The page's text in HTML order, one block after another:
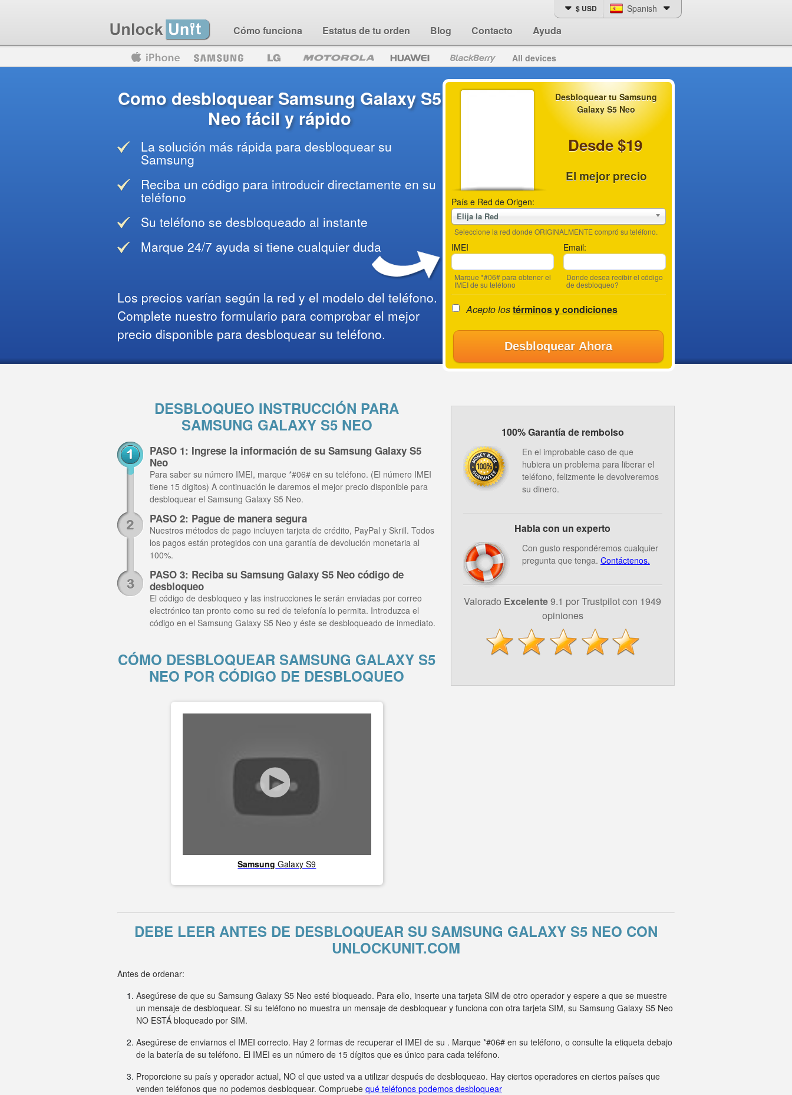
Cómo funciona Estatus de tu orden Blog Contacto Ayuda
$ USD Spanish
Blackberry All devices
Desbloquear tu Samsung
Galaxy S5 Neo
Desde $19
El mejor precio
País e Red de Origen:
Elija la Red
Seleccione la red donde ORIGINALMENTE compró su teléfono.
IMEI
Marque *#06# para obtener el
IMEI de su teléfono
Email:
Donde desea recibir el código
de desbloqueo?
Acepto lostérminos y condiciones
Desbloquear Ahora
Como desbloquear Samsung Galaxy S5
Neo fácil y rápido
La solución más rápida para desbloquear su
Samsung
Reciba un código para introducir directamente en su
teléfono
Su teléfono se desbloqueado al instante
Marque 24/7 ayuda si tiene cualquier duda
Los precios varían según la red y el modelo del teléfono.
Complete nuestro formulario para comprobar el mejor
precio disponible para desbloquear su teléfono.
DESBLOQUEO INSTRUCCIÓN PARA
SAMSUNG GALAXY S5 NEO
PASO 1: Ingrese la información de su Samsung Galaxy S5
Neo
Para saber su número IMEI, marque *#06# en su teléfono. (El número IMEI
tiene 15 digitos) A continuación le daremos el mejor precio disponible para
desbloquear el Samsung Galaxy S5 Neo.
PASO 2: Pague de manera segura
Nuestros métodos de pago incluyen tarjeta de crédito, PayPal y Skrill. Todos
los pagos están protegidos con una garantía de devolución monetaria al
100%.
PASO 3: Reciba su Samsung Galaxy S5 Neo código de
desbloqueo
El código de desbloqueo y las instrucciones le serán enviadas por correo
electrónico tan pronto como su red de telefonía lo permita. Introduzca el
código en el Samsung Galaxy S5 Neo y éste se desbloqueado de inmediato.
CÓMO DESBLOQUEAR SAMSUNG GALAXY S5
NEO POR CÓDIGO DE DESBLOQUEO
Samsung Galaxy S9
100% Garantía de rembolso
En el improbable caso de que
hubiera un problema para liberar el
teléfono, felizmente le devolveremos
su dinero.
Habla con un experto
Con gusto respondéremos cualquier
pregunta que tenga. Contáctenos.
Valorado Excelente9.1 por Trustpilot con 1949
opiniones
DEBE LEER ANTES DE DESBLOQUEAR SU SAMSUNG GALAXY S5 NEO CON
UNLOCKUNIT.COM
Antes de ordenar:
Asegúrese de que su Samsung Galaxy S5 Neo esté bloqueado. Para ello, inserte una tarjeta SIM de otro operador y espere a que se muestre
un mensaje de desbloquear. Si su teléfono no muestra un mensaje de desbloquear y funciona con otra tarjeta SIM, su Samsung Galaxy S5 Neo
NO ESTÁ bloqueado por SIM.
Asegúrese de enviarnos el IMEI correcto. Hay 2 formas de recuperar el IMEI de su . Marque *#06# en su teléfono, o consulte la etiqueta debajo
de la batería de su teléfono. El IMEI es un número de 15 dígitos que es único para cada teléfono.
Proporcione su país y operador actual, NO el que usted va a utilizar después de desbloqueao. Hay ciertos operadores en ciertos países que
venden teléfonos que no podemos desbloquear. Compruebe qué teléfonos podemos desbloquear